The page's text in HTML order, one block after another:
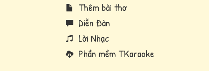
Thêm bài thơ
Diễn Đàn
Lời Nhạc
Phần mềm TKaraoke